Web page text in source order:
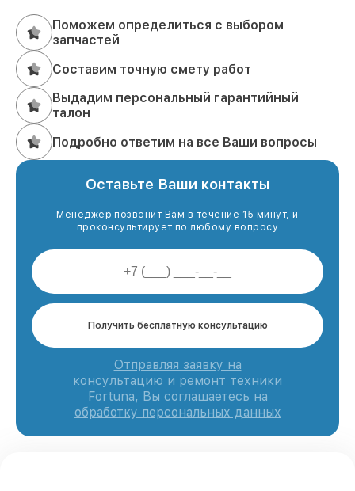
Поможем определиться с выбором
запчастей
Составим точную смету работ
Выдадим персональный гарантийный
талон
Подробно ответим на все Ваши вопросы
Оставьте Ваши контакты
Менеджер позвонит Вам в течение 15 минут, и
проконсультирует по любому вопросу
Получить бесплатную консультацию
Отправляя заявку на
консультацию и ремонт техники
Fortuna, Вы соглашаетесь на
обработку персональных данных